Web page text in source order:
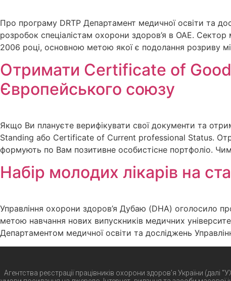
Про програму DRTP Департамент медичної освіти та
розробок спеціалістам охорони здоров’я в ОАЕ.
2006 році, основною метою якої є подолання розриву
Отримати Certificate of Good
Європейського союзу
Якщо Ви плануєте верифікувати свої документи та
Standing або Certificate of Current professional Status.
формують по Вам позитивне особистісне портфоліо.
Набір молодих лікарів на
Управління охорони здоров’я Дубаю (DHA) оголосило
метою навчання нових випускників медичних
Департаментом медичної освіти та досліджень
Агентства реєстрації працівників охорони здоров’я України